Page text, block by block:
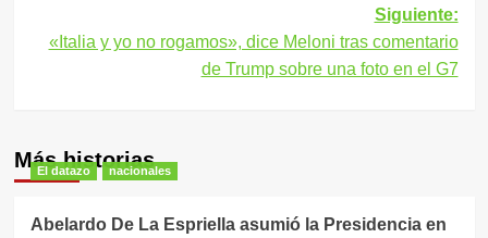
Siguiente:
«Italia y yo no rogamos», dice Meloni tras comentario
de Trump sobre una foto en el G7
Más historias
El datazo nacionales
Abelardo De La Espriella asumió la Presidencia en